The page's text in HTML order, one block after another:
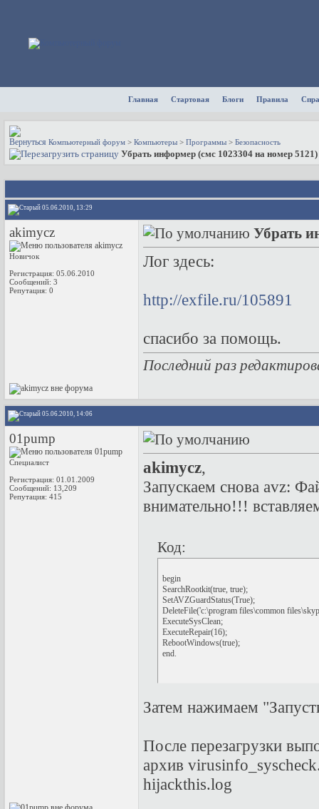
Главная Стартовая Блоги Правила
Компьютерный форум > Компьютеры > Программы > Безопасность
Убрать информер (смс 1023304 на номер 5121)
05.06.2010, 13:29
akimycz
Новичок
Регистрация: 05.06.2010
Сообщений: 3
Репутация: 0
Убрать
Лог здесь:
http://exfile.ru/105891
спасибо за помощь.
Последний раз
05.06.2010, 14:06
01pump
Специалист
Регистрация: 01.01.2009
Сообщений: 13,209
Репутация: 415
akimycz,
Запускаем снова avz:
внимательно!!!
Код:
begin
SearchRootkit(true, true);
SetAVZGuardStatus(True);
DeleteFile('c:\program files\common
ExecuteSysClean;
ExecuteRepair(16);
RebootWindows(true);
end.
Затем нажимаем
После перезагрузки
архив
hijackthis.log